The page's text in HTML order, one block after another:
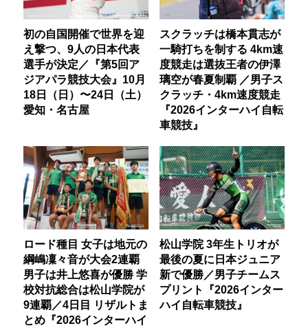
初の自国開催で世界を迎
え撃つ、9人の日本代表
選手が決定／『第5回ア
ジアパラ競技大会』10月
18日（日）〜24日（土）
愛知・名古屋
スクラッチは橋本貫志が
一騎打ちを制する 4km速
度競走は選抜王者の伊澤
璃空が春夏制覇 ／男子ス
クラッチ・4km速度競走
『2026インターハイ自転
車競技』
ロード種目 女子は地元の
綱嶋凜々音が大会2連覇
男子は井上悠喜が優勝 学
校対抗総合は松山学院が
9連覇／4日目 リザルトま
とめ『2026インターハイ
松山学院 3年生トリオが
最後の夏に日本ジュニア
新で優勝／男子チームス
プリント『2026インター
ハイ自転車競技』